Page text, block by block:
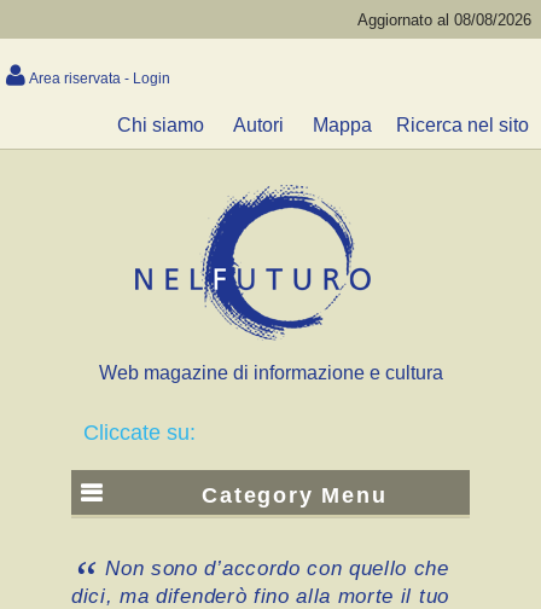
Aggiornato al 08/08/2026
Area riservata - Login
Chi siamo Autori Mappa Ricerca nel sito
Web magazine di informazione e cultura
Cliccate su:
Category Menu
Non sono d’accordo con quello che
dici, ma difenderò fino alla morte il tuo